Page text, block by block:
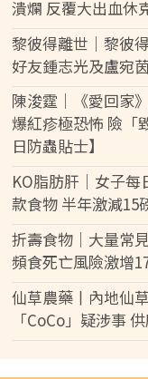
潰爛 反覆大出血休
黎彼得離世｜黎彼
好友鍾志光及盧宛
陳浚霆｜《愛回家
爆紅疹極恐怖 險「
日防蟲貼士】
KO脂肪肝｜女子
款食物 半年激減15
折壽食物｜大量常
頻食死亡風險激增
仙草農藥丨內地仙
「CoCo」疑涉事